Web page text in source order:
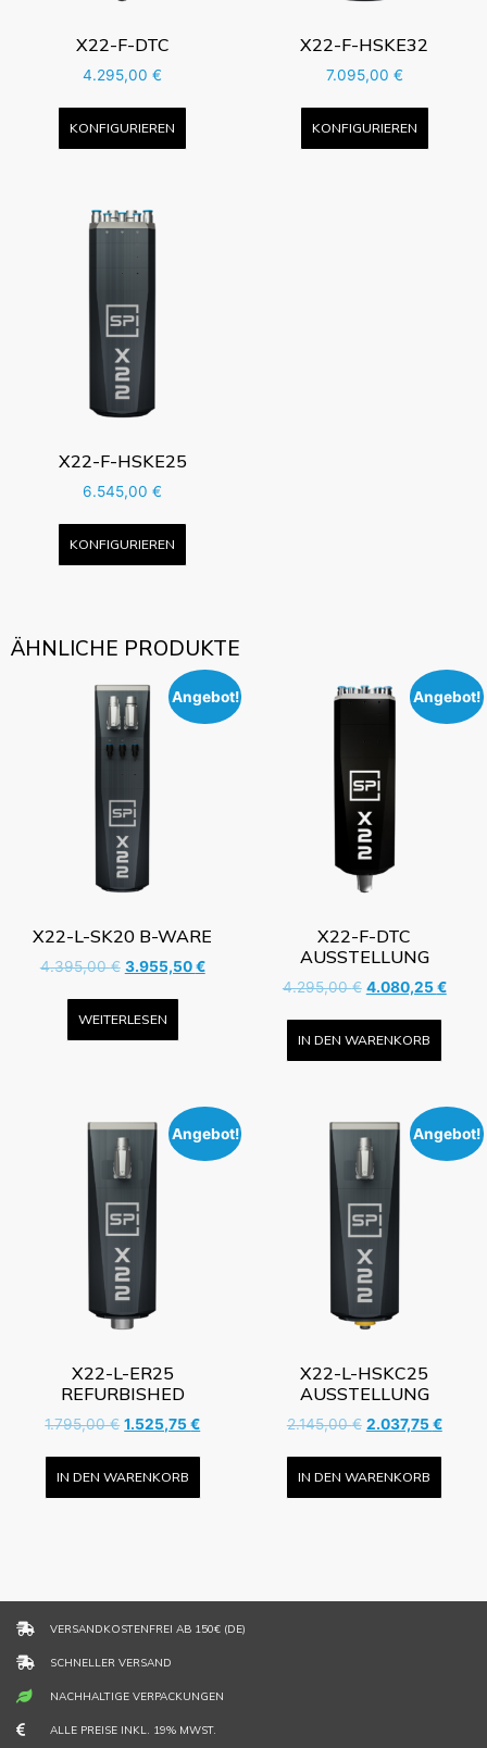
X22-F-DTC
4.295,00€
KONFIGURIEREN
X22-F-HSKE32
7.095,00 €
KONFIGURIEREN
X22-F-HSKE25
6.545,00€
KONFIGURIEREN
ÄHNLICHE PRODUKTE
Angebot!
X22-L-SK20 B-WARE
4.395,00€ 3.955,50€
WEITERLESEN
Angebot!
X22-F-DTC
AUSSTELLUNG
4.295,00€ 4.080,25€
IN DEN WARENKORB
Angebot!
X22-L-ER25
REFURBISHED
1.795,00€ 1.525,75€
IN DEN WARENKORB
Angebot!
X22-L-HSKC25
AUSSTELLUNG
2.145,00€ 2.037,75€
IN DEN WARENKORB
VERSANDKOSTENFREI AB 150€ (DE)
SCHNELLER VERSAND
NACHHALTIGE VERPACKUNGEN
ALLE PREISE INKL. 19% MWST.